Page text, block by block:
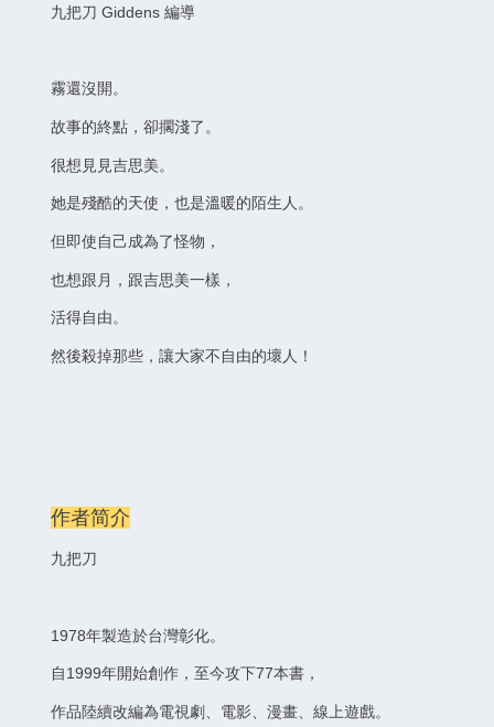
九把刀 Giddens 編導
霧還沒開。
故事的終點，卻擱淺了。
很想見見吉思美。
她是殘酷的天使，也是溫暖的陌生人。
但即使自己成為了怪物，
也想跟月，跟吉思美一樣，
活得自由。
然後殺掉那些，讓大家不自由的壞人！
作者简介
九把刀
1978年製造於台灣彰化。
自1999年開始創作，至今攻下77本書，
作品陸續改編為電視劇、電影、漫畫、線上遊戲。